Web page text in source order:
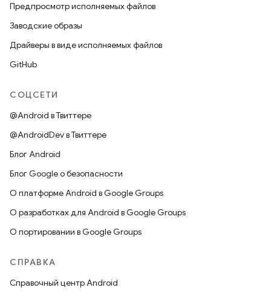
Предпросмотр исполняемых файлов
Заводские образы
Драйверы в виде исполняемых файлов
GitHub
СОЦСЕТИ
@Android в Твиттере
@AndroidDev в Твиттере
Блог Android
Блог Google о безопасности
О платформе Android в Google Groups
О разработках для Android в Google Groups
О портировании в Google Groups
СПРАВКА
Справочный центр Android